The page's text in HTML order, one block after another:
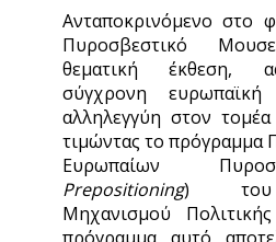
Ανταποκρινόμενο στο
Πυροσβεστικό
θεματική έκθεση,
σύγχρονη ευρωπαϊκή
αλληλεγγύη στον
τιμώντας το πρόγραμμα
Ευρωπαίων
Prepositioning) του
Μηχανισμού